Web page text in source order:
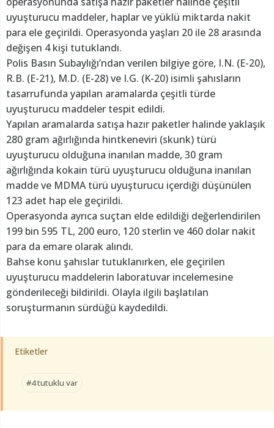
uyuşturucu maddeler, haplar ve yüklü miktarda nakit
para ele geçirildi. Operasyonda yaşları 20 ile 28 arasında
değişen 4 kişi tutuklandı.
Polis Basın Subaylığı’ndan verilen bilgiye göre, I.N. (E-20),
R.B. (E-21), M.D. (E-28) ve I.G. (K-20) isimli şahısların
tasarrufunda yapılan aramalarda çeşitli türde
uyuşturucu maddeler tespit edildi.
Yapılan aramalarda satışa hazır paketler halinde yaklaşık
280 gram ağırlığında hintkeneviri (skunk) türü
uyuşturucu olduğuna inanılan madde, 30 gram
ağırlığında kokain türü uyuşturucu olduğuna inanılan
madde ve MDMA türü uyuşturucu içerdiği düşünülen
123 adet hap ele geçirildi.
Operasyonda ayrıca suçtan elde edildiği değerlendirilen
199 bin 595 TL, 200 euro, 120 sterlin ve 460 dolar nakit
para da emare olarak alındı.
Bahse konu şahıslar tutuklanırken, ele geçirilen
uyuşturucu maddelerin laboratuvar incelemesine
gönderileceği bildirildi. Olayla ilgili başlatılan
soruşturmanın sürdüğü kaydedildi.
Etiketler
#4 tutuklu var